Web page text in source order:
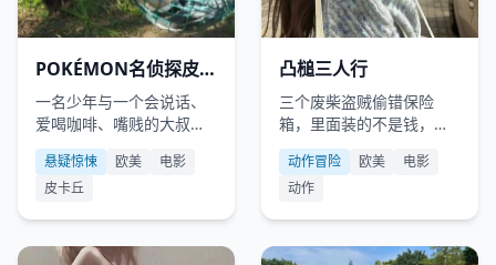
POKÉMON名侦探皮卡
丘
一名少年与一个会说话、
爱喝咖啡、嘴贱的大叔音
皮卡丘搭档，在莱姆市调
查父亲的失踪案。
悬疑惊悚 欧美
电影
皮卡丘
凸槌三人行
三个废柴盗贼偷错保险
箱，里面装的不是钱，而
是一颗即将爆炸的脏弹。
动作冒险 欧美
电影
动作